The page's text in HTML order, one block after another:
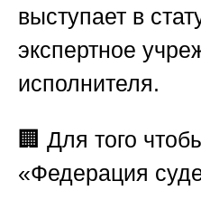
выступает в
экспертное
исполнителя.
🏢 Для того
«Федерация